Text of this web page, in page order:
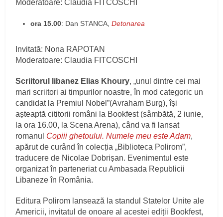
Moderatoare: Claudia FITCOSCHI
ora 15.00: Dan STANCA,Detonarea
Invitată: Nona RAPOTAN
Moderatoare: Claudia FITCOSCHI
Scriitorul libanez Elias Khoury, „unul dintre cei mai
mari scriitori ai timpurilor noastre, în mod categoric un
candidat la Premiul Nobel”(Avraham Burg), își
așteaptă cititorii români la Bookfest (sâmbătă, 2 iunie,
la ora 16.00, la Scena Arena), când va fi lansat
romanul Copiii ghetoului. Numele meu este Adam,
apărut de curând în colecția „Biblioteca Polirom”,
traducere de Nicolae Dobrișan. Evenimentul este
organizat în parteneriat cu Ambasada Republicii
Libaneze în România.
Editura Polirom lansează la standul Statelor Unite ale
Americii, invitatul de onoare al acestei ediții Bookfest,